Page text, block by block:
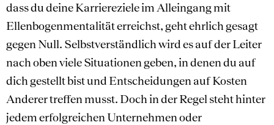
dass du deine Karriereziele im Alleingang mit
Ellenbogenmentalität erreichst, geht ehrlich gesagt
gegen Null. Selbstverständlich wird es auf der Leiter
nach oben viele Situationen geben, in denen du auf
dich gestellt bist und Entscheidungen auf Kosten
Anderer treffen musst. Doch in der Regel steht hinter
jedem erfolgreichen Unternehmen oder